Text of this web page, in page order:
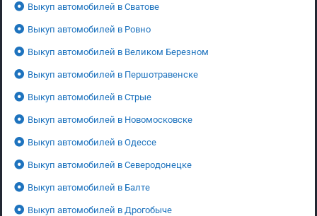
Выкуп автомобилей в Сватове
Выкуп автомобилей в Ровно
Выкуп автомобилей в Великом Березном
Выкуп автомобилей в Першотравенске
Выкуп автомобилей в Стрые
Выкуп автомобилей в Новомосковске
Выкуп автомобилей в Одессе
Выкуп автомобилей в Северодонецке
Выкуп автомобилей в Балте
Выкуп автомобилей в Дрогобыче